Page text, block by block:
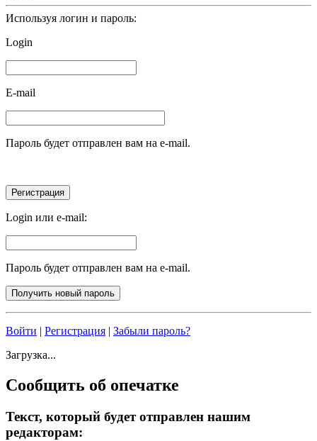
Используя логин и пароль:
Login
E-mail
Пароль будет отправлен вам на e-mail.
Login или e-mail:
Пароль будет отправлен вам на e-mail.
Войти Регистрация
Забыли пароль?
Загрузка...
Сообщить об опечатке
Текст, который будет отправлен нашим
редакторам: